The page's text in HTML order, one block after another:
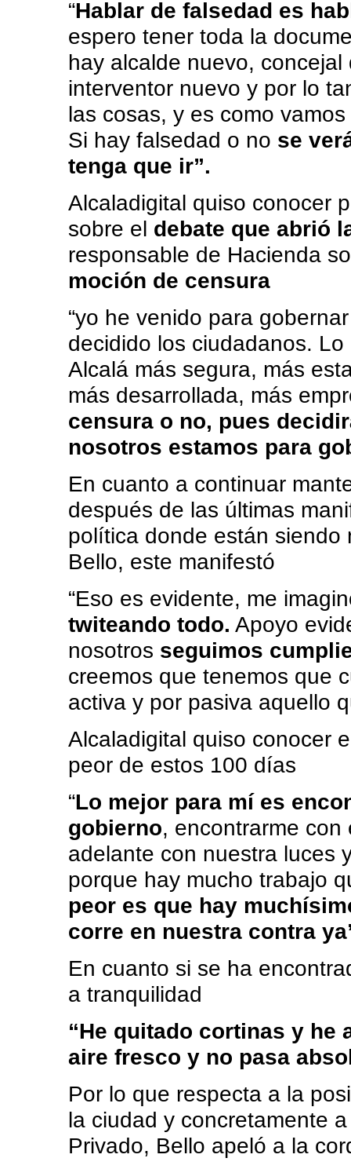
“Hablar de falsedad es
espero tener toda la
hay alcalde nuevo,
interventor nuevo y por lo
las cosas, y es como
Si hay falsedad o no se
tenga que ir”.
Alcaladigital quiso conocer
sobre el debate que abrió
responsable de Hacienda
moción de censura
“yo he venido para
decidido los ciudadanos.
Alcalá más segura, más
más desarrollada, más
censura o no, pues
nosotros estamos para
En cuanto a continuar
después de las últimas
política donde están siendo
Bello, este manifestó
“Eso es evidente, me
twiteando todo. Apoyo
nosotros seguimos
creemos que tenemos que
activa y por pasiva aquello
Alcaladigital quiso conocer
peor de estos 100 días
“Lo mejor para mí es
gobierno, encontrarme
adelante con nuestra luces
porque hay mucho trabajo
peor es que hay
corre en nuestra contra
En cuanto si se ha
a tranquilidad
“He quitado cortinas y he
aire fresco y no pasa
Por lo que respecta a la
la ciudad y concretamente
Privado, Bello apeló a la